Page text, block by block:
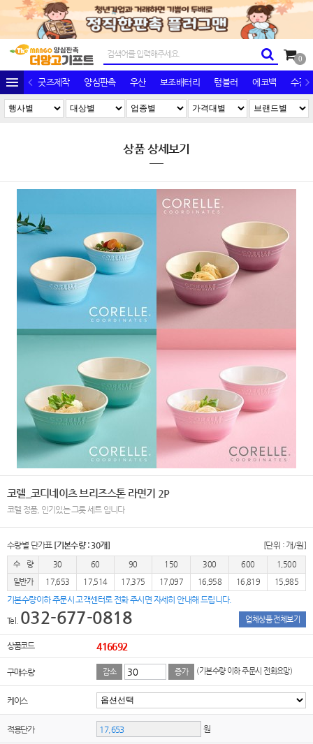
0
굿즈제작 양심판촉 우산 보조배터리 텀블러 에코백 수건/
상품 상세보기
코렐_코디네이츠 브리즈스톤 라면기 2P
코렐 정품, 인기있는 그릇 세트 입니다
수량별 단가표 [기본수량 : 30개] [단위 : 개/원]
수 량 30 60 90 150 300 600
1,500
일반가
17,653 17,514 17,375 17,097 16,958 16,819 15,985
기본수량이하 주문시 고객센터로 전화 주시면 자세히 안내해 드립니다.
Tel. 032-677-0818 업체상품 전체보기
상품코드 416692
구매수량 감소 증가 (기본수량 이하 주문시 전화요망)
케이스
적용단가 원